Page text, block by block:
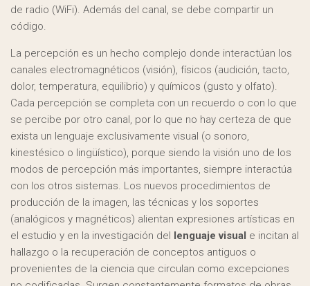
de radio (WiFi). Además del canal, se debe compartir un
código.
La percepción es un hecho complejo donde interactúan los
canales electromagnéticos (visión), físicos (audición, tacto,
dolor, temperatura, equilibrio) y químicos (gusto y olfato).
Cada percepción se completa con un recuerdo o con lo que
se percibe por otro canal, por lo que no hay certeza de que
exista un lenguaje exclusivamente visual (o sonoro,
kinestésico o lingüístico), porque siendo la visión uno de los
modos de percepción más importantes, siempre interactúa
con los otros sistemas. Los nuevos procedimientos de
producción de la imagen, las técnicas y los soportes
(analógicos y magnéticos) alientan expresiones artísticas en
el estudio y en la investigación del lenguaje visual e incitan al
hallazgo o la recuperación de conceptos antiguos o
provenientes de la ciencia que circulan como excepciones